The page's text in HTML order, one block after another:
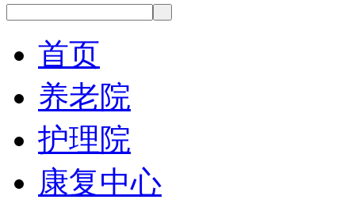
首页
养老院
护理院
康复中心